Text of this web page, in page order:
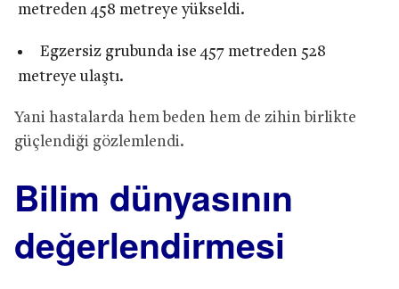
metreden 458 metreye yükseldi.
Egzersiz grubunda ise 457 metreden 528
metreye ulaştı.
Yani hastalarda hem beden hem de zihin birlikte
güçlendiği gözlemlendi.
Bilim dünyasının
değerlendirmesi